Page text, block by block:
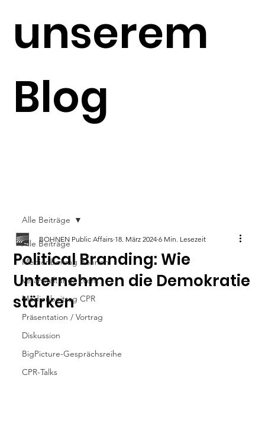
unserem
Blog
Alle Beiträge
Medienbeitrag Bohnen
Veranstaltung/ Event
Medienbeitrag CPR
Präsentation / Vortrag
Diskussion
BigPicture-Gesprächsreihe
CPR-Talks
Alle Beiträge
Political Branding: Wie
Unternehmen die Demokratie
stärken
BOHNEN Public Affairs 18. März 2024 6 Min. Lesezeit